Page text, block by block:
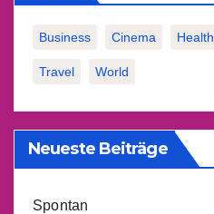
Business Cinema Health
Travel World
Neueste Beiträge
Spontan